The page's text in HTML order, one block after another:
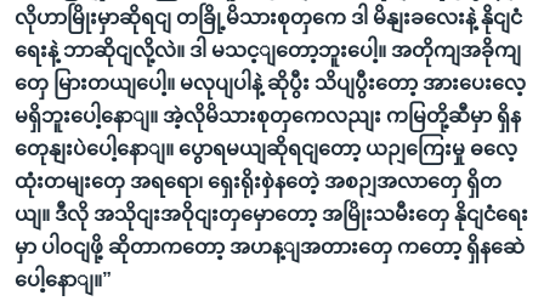
လိုဟာမြိုးမှာဆိုရငျ တခြို့မိသားစုတှကေ ဒါ မိနျးခလေးနဲ့ နိုငျငံ
ရေးနဲ့ ဘာဆိုငျလို့လဲ။ ဒါ မသင့ျတော့ဘူးပေါ့။ အတိုကျအခိုကျ
တှေ မြားတယျပေါ့။ မလုပျပါနဲ့ ဆိုပွီး သိပျပွီးတော့ အားပေးလေ့
မရှိဘူးပေါ့နောျ။ အဲ့လိုမိသားစုတှကေလညျး ကမြတို့ဆီမှာ ရှိန
တေုနျးပဲပေါ့နောျ။ ပွောရမယျဆိုရငျတော့ ယဉျကြေးမှု ဓလေ့
ထုံးတမျးတှေ အရရော၊ ရှေးရိုးစှဲနတေဲ့ အစဉျအလာတှေ ရှိတ
ယျ။ ဒီလို အသိုငျးအဝိုငျးတှမှောတော့ အမြိုးသမီးတှေ နိုငျငံရေး
မှာ ပါဝငျဖို့ ဆိုတာကတော့ အဟန့ျအတားတှေ ကတော့ ရှိနဆေဲ
ပေါ့နောျ။”